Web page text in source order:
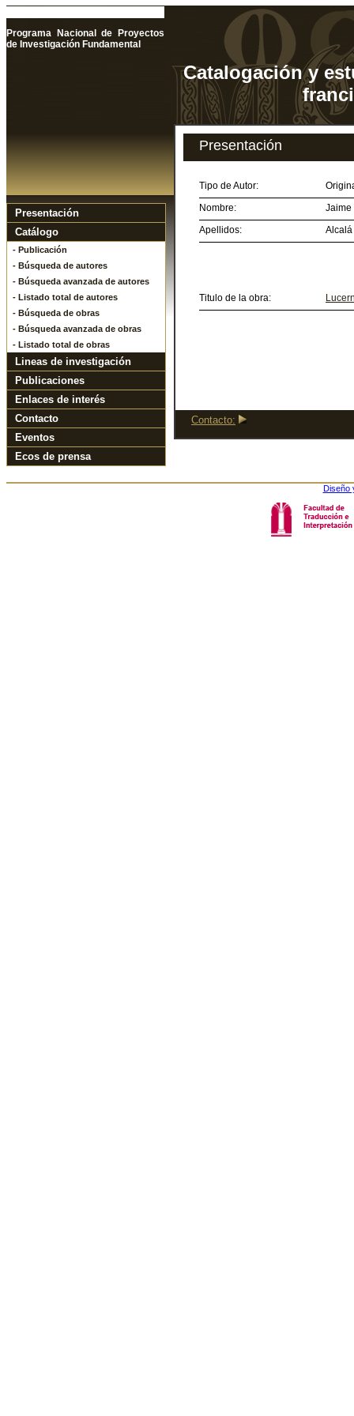
Programa Nacional de Proyectos
de Investigación Fundamental
Catalogación y
Presentación
Catálogo
- Publicación
- Búsqueda de autores
- Búsqueda avanzada de autores
- Listado total de autores
- Búsqueda de obras
- Búsqueda avanzada de obras
- Listado total de obras
Lineas de investigación
Publicaciones
Enlaces de interés
Contacto
Eventos
Ecos de prensa
Presentación
Tipo de Autor:
Nombre:
Jaime
Apellidos:
Alcalá
Titulo de la obra:
Contacto:
Diseño